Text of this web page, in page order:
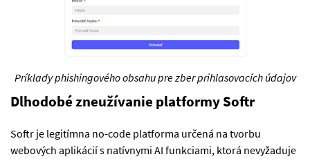
Príklady phishingového obsahu pre zber prihlasovacích údajov
Dlhodobé zneužívanie platformy Softr
Softr je legitímna no‑code platforma určená na tvorbu
webových aplikácií s natívnymi AI funkciami, ktorá nevyžaduje